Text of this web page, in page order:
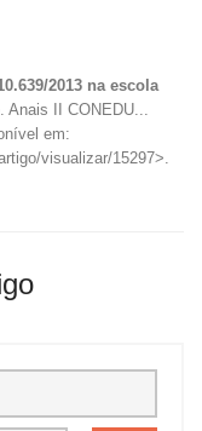
2013 na escola
. Anais II CONEDU...
em:
visualizar/15297>.